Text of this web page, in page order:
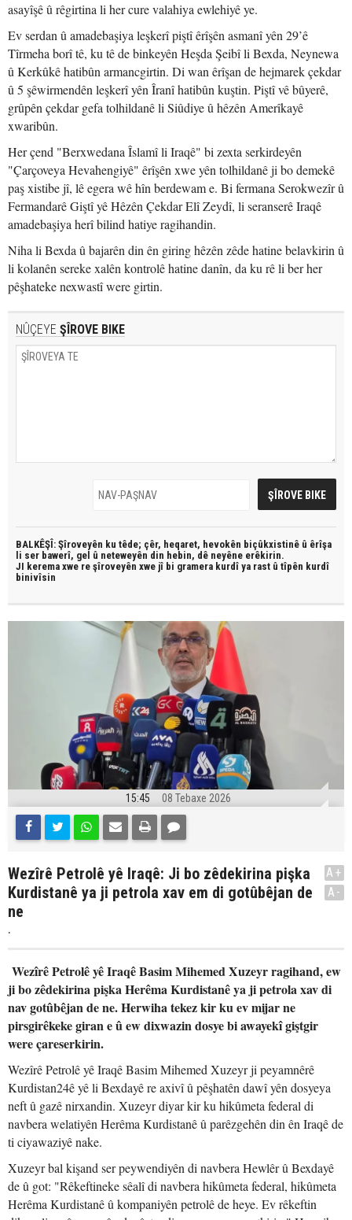
asayîşê û rêgirtina li her cure valahiya ewlehiyê ye.
Ev serdan û amadebaşiya leşkerî piştî êrîşên asmanî yên 29’ê
Tîrmeha borî tê, ku tê de binkeyên Heşda Şeibî li Bexda, Neynewa
û Kerkûkê hatibûn armancgirtin. Di wan êrîşan de hejmarek çekdar
û 5 şêwirmendên leşkerî yên Îranî hatibûn kuştin. Piştî vê bûyerê,
grûpên çekdar gefa tolhildanê li Siûdiye û hêzên Amerîkayê
xwaribûn.
Her çend "Berxwedana Îslamî li Iraqê" bi zexta serkirdeyên
"Çarçoveya Hevahengiyê" êrîşên xwe yên tolhildanê ji bo demekê
paş xistibe jî, lê egera wê hîn berdewam e. Bi fermana Serokwezîr û
Fermandarê Giştî yê Hêzên Çekdar Elî Zeydî, li seranserê Iraqê
amadebaşiya herî bilind hatiye ragihandin.
Niha li Bexda û bajarên din ên giring hêzên zêde hatine belavkirin û
li kolanên sereke xalên kontrolê hatine danîn, da ku rê li ber her
pêşhateke nexwastî were girtin.
NÛÇEYE ŞÎROVE BIKE
BALKÊŞÎ: Şîroveyên ku têde; çêr, heqaret, hevokên biçûkxistinê û êrîşa
li ser bawerî, gel û neteweyên din hebin, dê neyêne erêkirin.
JI kerema xwe re şîroveyên xwe jî bi gramera kurdî ya rast û tîpên kurdî
binivîsin
15:45 08 Tebaxe 2026
Wezîrê Petrolê yê Iraqê: Ji bo zêdekirina pişka
Kurdistanê ya ji petrola xav em di gotûbêjan de
ne
.
A+
A-
Wezîrê Petrolê yê Iraqê Basim Mihemed Xuzeyr ragihand, ew
ji bo zêdekirina pişka Herêma Kurdistanê ya ji petrola xav di
nav gotûbêjan de ne. Herwiha tekez kir ku ev mijar ne
pirsgirêkeke giran e û ew dixwazin dosye bi awayekî giştgir
were çareserkirin.
Wezîrê Petrolê yê Iraqê Basim Mihemed Xuzeyr ji peyamnêrê
Kurdistan24ê yê li Bexdayê re axivî û pêşhatên dawî yên dosyeya
neft û gazê nirxandin. Xuzeyr diyar kir ku hikûmeta federal di
navbera welatiyên Herêma Kurdistanê û parêzgehên din ên Iraqê de
ti ciyawaziyê nake.
Xuzeyr bal kişand ser peywendiyên di navbera Hewlêr û Bexdayê
de û got: "Rêkeftineke sêalî di navbera hikûmeta federal, hikûmeta
Herêma Kurdistanê û kompaniyên petrolê de heye. Ev rêkeftin